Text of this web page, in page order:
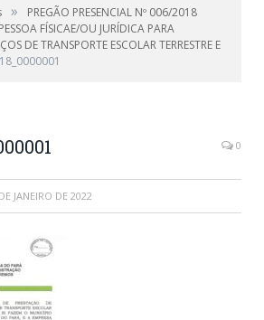
»
PREGÃO PRESENCIAL Nº 006/2018
FÍSICAE/OU JURÍDICA PARA
DE TRANSPORTE ESCOLAR TERRESTRE E
0
JANEIRO DE 2022